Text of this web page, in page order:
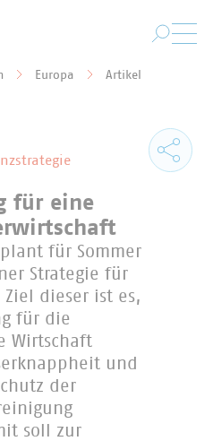
Europa Artikel
für eine
für Sommer
Strategie für
Ziel dieser ist es,
für die
Wirtschaft
und
der
soll zur